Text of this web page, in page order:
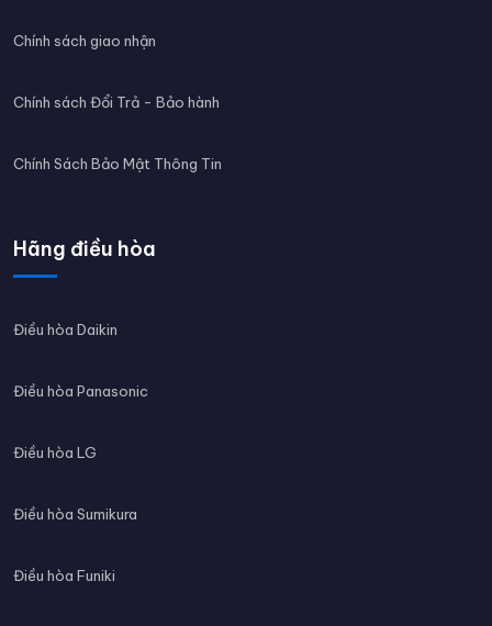
Chính sách giao nhận
Chính sách Đổi Trả - Bảo hành
Chính Sách Bảo Mật Thông Tin
Hãng điều hòa
Điều hòa Daikin
Điều hòa Panasonic
Điều hòa LG
Điều hòa Sumikura
Điều hòa Funiki